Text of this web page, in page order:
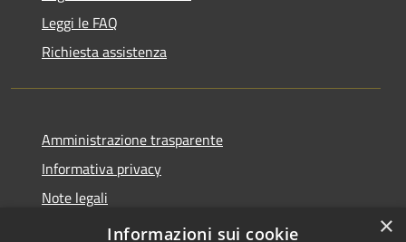
Leggi le FAQ
Richiesta assistenza
Amministrazione trasparente
Informativa privacy
Note legali
Dichiarazione di accessibilità
×
Informazioni sui cookie